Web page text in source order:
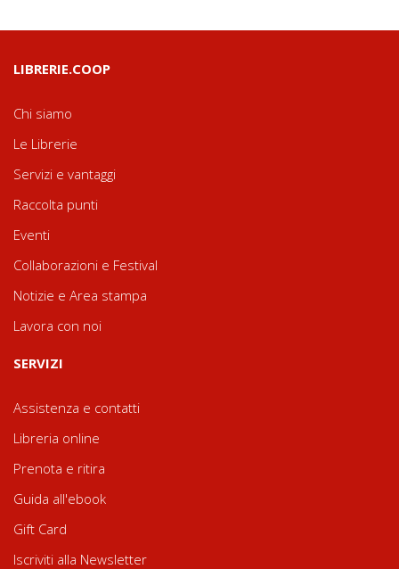
LIBRERIE.COOP
Chi siamo
Le Librerie
Servizi e vantaggi
Raccolta punti
Eventi
Collaborazioni e Festival
Notizie e Area stampa
Lavora con noi
SERVIZI
Assistenza e contatti
Libreria online
Prenota e ritira
Guida all'ebook
Gift Card
Iscriviti alla Newsletter